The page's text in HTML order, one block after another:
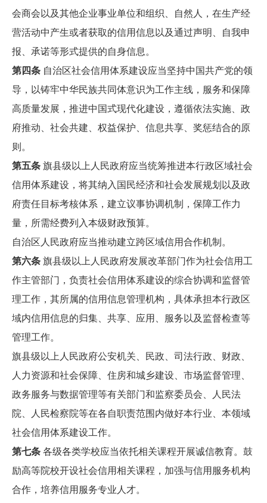
会商会以及其他企业事业单位和组织、自然人，在生产经
营活动中产生或者获取的信用信息以及通过声明、自我申
报、承诺等形式提供的自身信息。
第四条 自治区社会信用体系建设应当坚持中国共产党的领
导，以铸牢中华民族共同体意识为工作主线，服务和保障
高质量发展，推进中国式现代化建设，遵循依法实施、政
府推动、社会共建、权益保护、信息共享、奖惩结合的原
则。
第五条 旗县级以上人民政府应当统筹推进本行政区域社会
信用体系建设，将其纳入国民经济和社会发展规划以及政
府责任目标考核体系，建立议事协调机制，保障工作力
量，所需经费列入本级财政预算。
自治区人民政府应当推动建立跨区域信用合作机制。
第六条 旗县级以上人民政府发展改革部门作为社会信用工
作主管部门，负责社会信用体系建设的综合协调和监督管
理工作，其所属的信用信息管理机构，具体承担本行政区
域内信用信息的归集、共享、应用、服务以及监督检查等
管理工作。
旗县级以上人民政府公安机关、民政、司法行政、财政、
人力资源和社会保障、住房和城乡建设、市场监督管理、
政务服务与数据管理等有关部门和监察委员会、人民法
院、人民检察院等在各自职责范围内做好本行业、本领域
社会信用体系建设工作。
第七条 各级各类学校应当依托相关课程开展诚信教育。鼓
励高等院校开设社会信用相关课程，加强与信用服务机构
合作，培养信用服务专业人才。